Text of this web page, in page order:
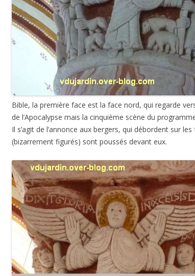
Bible, la première face est la face nord, qui regarde
de l’Apocalypse mais la cinquième scène du
Il s’agit de l’annonce aux bergers, qui débordent sur
(bizarrement figurés) sont poussés devant eux.